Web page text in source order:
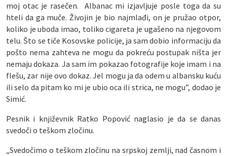
moj otac je rasečen. Albanac mi izjavljuje posle toga da su
hteli da ga muče. Živojin je bio najmlađi, on je pružao otpor,
koliko je uboda imao, toliko cigareta je ugašeno na njegovom
telu. Što se tiče Kosovske policije, ja sam dobio informaciju da
pošto nema zahteva ne mogu da pokreću postupak ništa jer
nemaju dokaza. Ja sam im pokazao fotografije koje imam i na
flešu, zar nije ovo dokaz. Jel mogu ja da odem u albansku kuću
ili selo da pitam ko mi je ubio oca ili strica, ne mogu”, dodao je
Simić.
Pesnik i književnik Ratko Popović naglasio je da se danas
svedoči o teškom zločinu.
„Svedočimo o teškom zločinu na srpskoj zemlji, nad časnom i